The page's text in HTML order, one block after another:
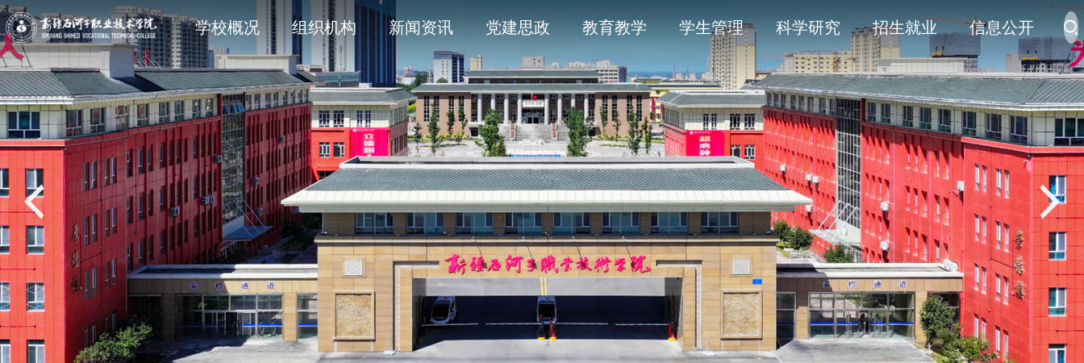
学校概况
学院简介 现任领导
校风校训
组织机构 新闻资讯
石职动态 院部风采
媒体关注 石职印象 平安校园
党建思政
党建专题 思政育人 教育教学
教学动态 双创教育 产教融合
语言文字建设
学生管理
学工处 共青团工作 科学研究
科研动态 创新服务平台
科协技术学会
招生就业
招生专题 就业专题 信息公开
信息公开法规与制度 主动公开清单目录
信息公开其它